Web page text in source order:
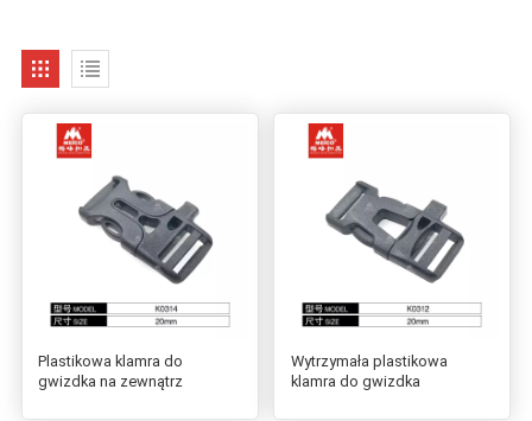
Plastikowa klamra do
gwizdka na zewnątrz
Wytrzymała plastikowa
klamra do gwizdka